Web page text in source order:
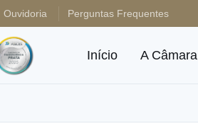
Ouvidoria Perguntas Frequentes
Início A Câmara